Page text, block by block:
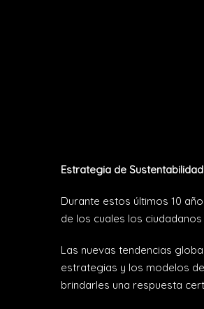
Estrategia de Sustentabilidad
Durante estos últimos 10
de los cuales los
Las nuevas tendencias
estrategias y los modelos
brindarles una respuesta